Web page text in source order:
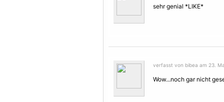
sehr genial *LIKE*
verfasst von bibea am 23.
Wow...noch gar nicht